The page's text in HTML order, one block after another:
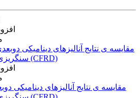
مقایسه ی‌ نتایج آنالیزهای‌ دینامیکی‌